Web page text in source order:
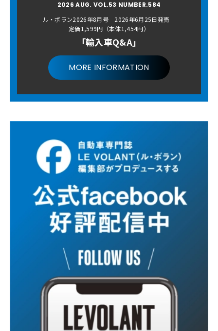
2026 AUG. VOL.53 NUMBER.584
ル・ボラン2026年8月号 2026年6月25日発売
定価1,599円（本体1,454円）
「輸入車Q&A」
MORE INFORMATION